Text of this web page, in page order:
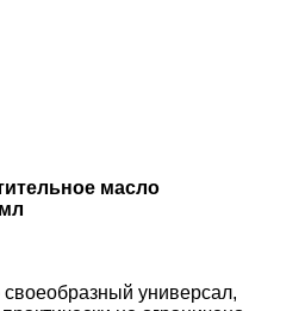
масло
универсал,